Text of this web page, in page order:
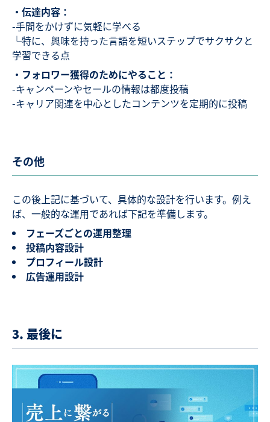
・伝達内容：
-手間をかけずに気軽に学べる
└特に、興味を持った言語を短いステップでサクサクと
学習できる点
・フォロワー獲得のためにやること：
-キャンペーンやセールの情報は都度投稿
-キャリア関連を中心としたコンテンツを定期的に投稿
その他
この後上記に基づいて、具体的な設計を行います。例え
ば、一般的な運用であれば下記を準備します。
フェーズごとの運用整理
投稿内容設計
プロフィール設計
広告運用設計
3. 最後に